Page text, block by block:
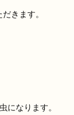
きます。
になります。